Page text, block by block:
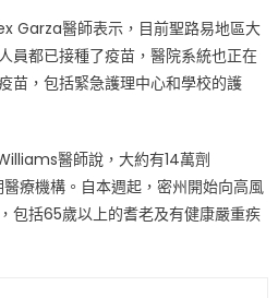
Garza醫師表示，目前聖路易地區大
員都已接種了疫苗，醫院系統也正在
苗，包括緊急護理中心和學校的護
醫師說，大約有14萬劑
療機構。自本週起，密州開始向高風
包括65歲以上的耆老及有健康嚴重疾